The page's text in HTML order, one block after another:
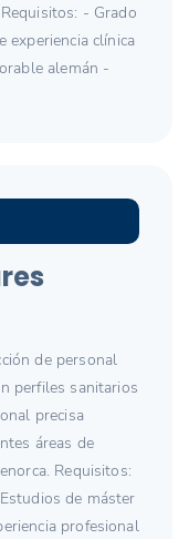
- Grado
experiencia clínica
alemán -
de personal
perfiles sanitarios
precisa
áreas de
Requisitos:
de máster
profesional